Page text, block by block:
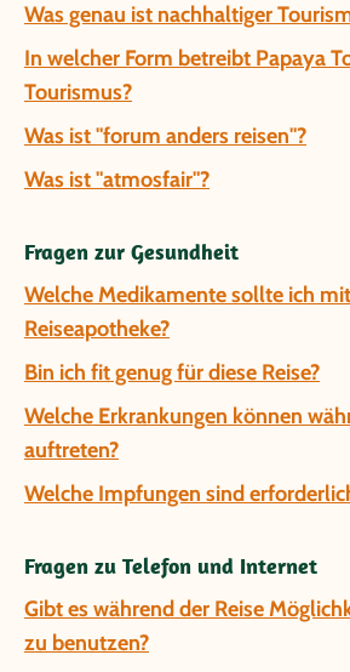
Was genau ist nachhaltiger
In welcher Form betreibt Papaya
Tourismus?
Was ist "forum anders reisen"?
Was ist "atmosfair"?
Fragen zur Gesundheit
Welche Medikamente sollte ich
Reiseapotheke?
Bin ich fit genug für diese Reise?
Welche Erkrankungen können
auftreten?
Welche Impfungen sind
Fragen zu Telefon und Internet
Gibt es während der Reise
zu benutzen?